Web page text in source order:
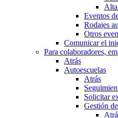
Eventos
Rodajes
Otros
Comunicar el
Para colaboradores,
Atrás
Autoescuelas
Atrás
Solicitar
Gestión